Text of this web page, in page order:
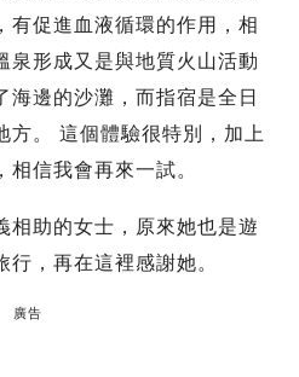
有促進血液循環的作用，相
泉形成又是與地質火山活動
海邊的沙灘，而指宿是全日
方。 這個體驗很特別，加上
信我會再來一試。
相助的女士，原來她也是遊
，再在這裡感謝她。
廣告